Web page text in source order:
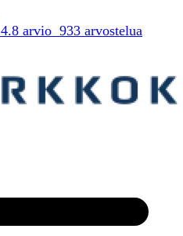
4.8 arvio 933 arvostelua